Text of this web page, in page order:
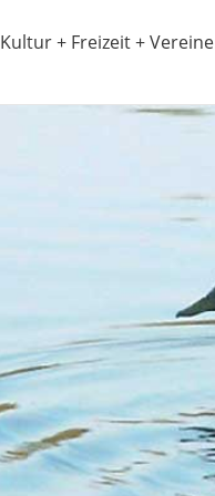
Kultur + Freizeit + Vereine